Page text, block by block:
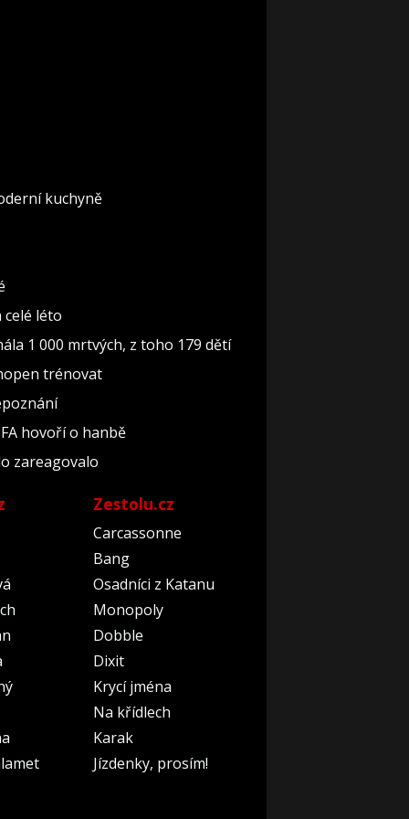
kuchyně
léto
1 000 mrtvých, z toho 179 dětí
trénovat
hovoří o hanbě
zareagovalo
Zestolu.cz
Carcassonne
Bang
Osadníci z Katanu
Monopoly
Dobble
Dixit
Krycí jména
Na křídlech
Karak
Jízdenky, prosím!